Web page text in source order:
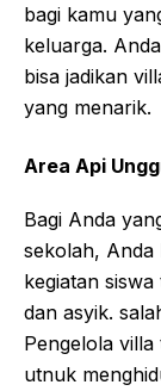
bagi kamu
keluarga.
bisa jadikan
yang menarik.
Area Api
Bagi Anda
sekolah, Anda
kegiatan
dan asyik.
Pengelola
utnuk